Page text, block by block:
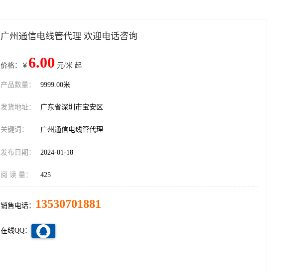
广州通信电线管代理 欢迎电话咨询
价格：￥ 6.00 元/米 起
产品数量： 9999.00米
发货地址： 广东省深圳市宝安区
关键词： 广州通信电线管代理
发布日期： 2024-01-18
阅 读 量： 425
销售电话： 13530701881
在线QQ：